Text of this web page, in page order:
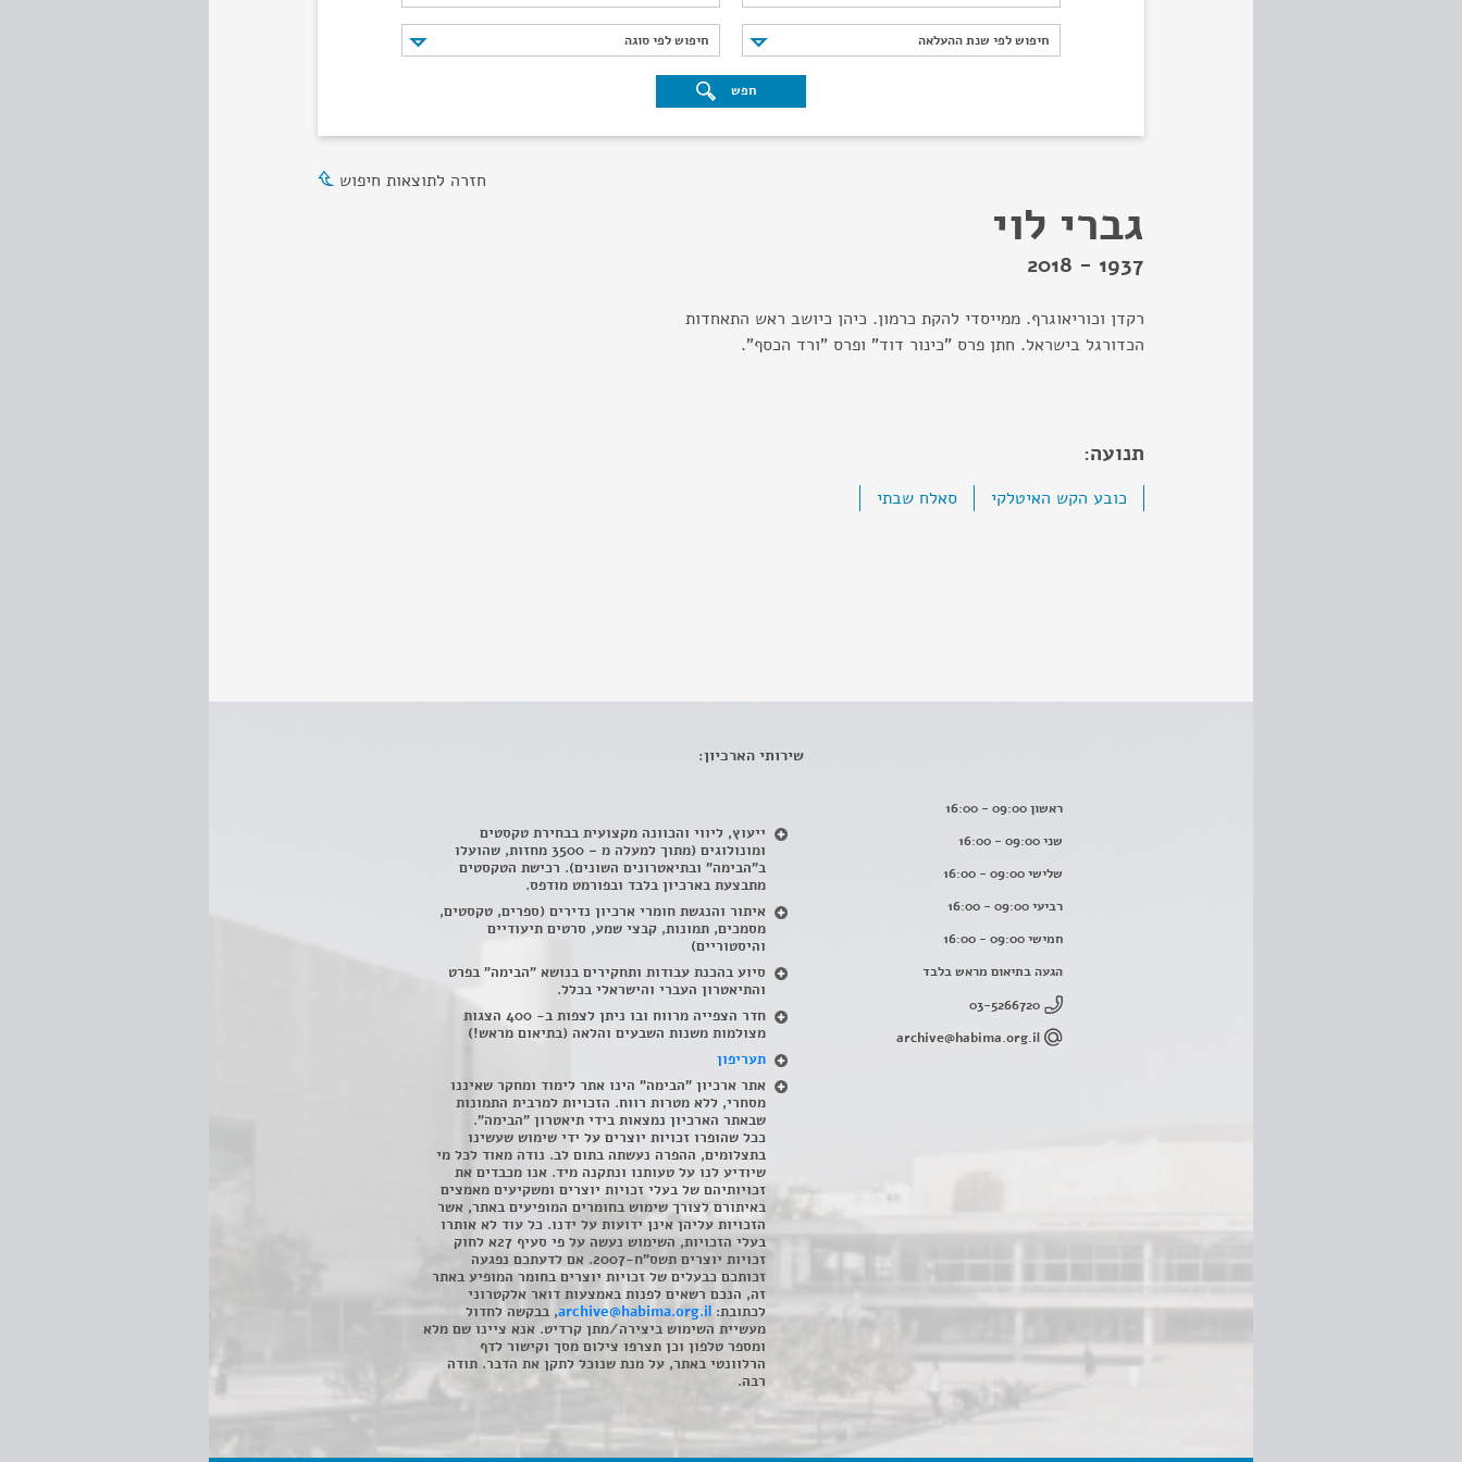
חיפוש לפי שנת ההעלאה
חיפוש לפי שנת ההעלאה חיפוש לפי סוגה
חיפוש לפי סוגה
חפש
חזרה לתוצאות חיפוש
גברי לוי
1937 - 2018
רקדן וכוריאוגרף. ממייסדי להקת כרמון. כיהן כיושב ראש התאחדות
הכדורגל בישראל. חתן פרס "כינור דוד" ופרס "ורד הכסף".
תנועה:
כובע הקש האיטלקי סאלח שבתי
ראשון 09:00 - 16:00
שני 09:00 - 16:00
שלישי 09:00 - 16:00
רביעי 09:00 - 16:00
חמישי 09:00 - 16:00
הגעה בתיאום מראש בלבד
03-5266720
archive@habima.org.il
שירותי הארכיון:
ייעוץ, ליווי והכוונה מקצועית בבחירת טקסטים
ומונולוגים (מתוך למעלה מ – 3500 מחזות, שהועלו
ב"הבימה" ובתיאטרונים השונים). רכישת הטקסטים
מתבצעת בארכיון בלבד ובפורמט מודפס.
איתור והנגשת חומרי ארכיון נדירים (ספרים, טקסטים,
מסמכים, תמונות, קבצי שמע, סרטים תיעודיים
והיסטוריים)
סיוע בהכנת עבודות ותחקירים בנושא "הבימה" בפרט
והתיאטרון העברי והישראלי בכלל.
חדר הצפייה מרווח ובו ניתן לצפות ב- 400 הצגות
מצולמות משנות השבעים והלאה (בתיאום מראש!)
תעריפון
אתר ארכיון "הבימה" הינו אתר לימוד ומחקר שאיננו
מסחרי, ללא מטרות רווח. הזכויות למרבית התמונות
שבאתר הארכיון נמצאות בידי תיאטרון "הבימה".
ככל שהופרו זכויות יוצרים על ידי שימוש שעשינו
בתצלומים, ההפרה נעשתה בתום לב. נודה מאוד לכל מי
שיודיע לנו על טעותנו ונתקנה מיד. אנו מכבדים את
זכויותיהם של בעלי זכויות יוצרים ומשקיעים מאמצים
באיתורם לצורך שימוש בחומרים המופיעים באתר, אשר
הזכויות עליהן אינן ידועות על ידנו. כל עוד לא אותרו
בעלי הזכויות, השימוש נעשה על פי סעיף 27א לחוק
זכויות יוצרים תשס"ח-2007. אם לדעתכם נפגעה
זכותכם כבעלים של זכויות יוצרים בחומר המופיע באתר
זה, הנכם רשאים לפנות באמצעות דואר אלקטרוני
לכתובת: archive@habima.org.il, בבקשה לחדול
מעשיית השימוש ביצירה/מתן קרדיט. אנא ציינו שם מלא
ומספר טלפון וכן תצרפו צילום מסך וקישור לדף
הרלוונטי באתר, על מנת שנוכל לתקן את הדבר. תודה
רבה.